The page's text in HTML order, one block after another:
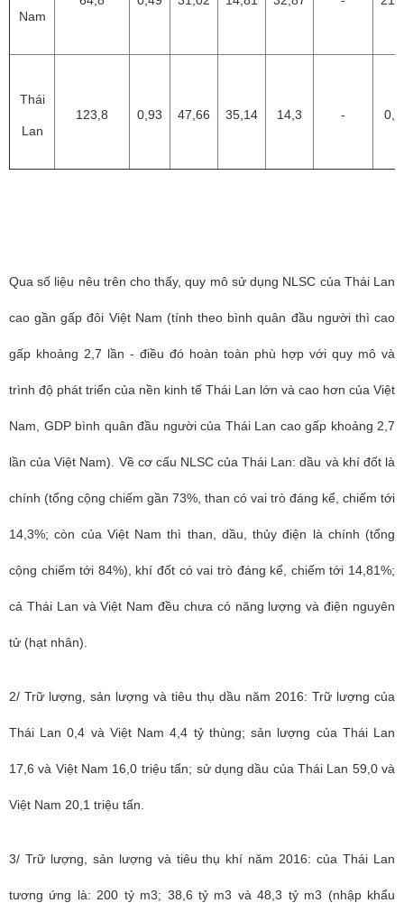
Nam
Thái
Lan
123,8 0,93 47,66 35,14 14,3 -
Qua số liệu nêu trên cho thấy, quy mô sử dụng NLSC của Thái Lan
cao gần gấp đôi Việt Nam (tính theo bình quân đầu người thì cao
gấp khoảng 2,7 lần - điều đó hoàn toàn phù hợp với quy mô và
trình độ phát triển của nền kinh tế Thái Lan lớn và cao hơn của Việt
Nam, GDP bình quân đầu người của Thái Lan cao gấp khoảng 2,7
lần của Việt Nam). Về cơ cấu NLSC của Thái Lan: dầu và khí đốt là
chính (tổng cộng chiếm gần 73%, than có vai trò đáng kể, chiếm tới
14,3%; còn của Việt Nam thì than, dầu, thủy điện là chính (tổng
cộng chiếm tới 84%), khí đốt có vai trò đáng kể, chiếm tới 14,81%;
cả Thái Lan và Việt Nam đều chưa có năng lượng và điện nguyên
tử (hạt nhân).
2/ Trữ lượng, sản lượng và tiêu thụ dầu năm 2016: Trữ lượng của
Thái Lan 0,4 và Việt Nam 4,4 tỷ thùng; sản lượng của Thái Lan
17,6 và Việt Nam 16,0 triệu tấn; sử dụng dầu của Thái Lan 59,0 và
Việt Nam 20,1 triệu tấn.
3/ Trữ lượng, sản lượng và tiêu thụ khí năm 2016: của Thái Lan
tương ứng là: 200 tỷ m3; 38,6 tỷ m3 và 48,3 tỷ m3 (nhập khẩu